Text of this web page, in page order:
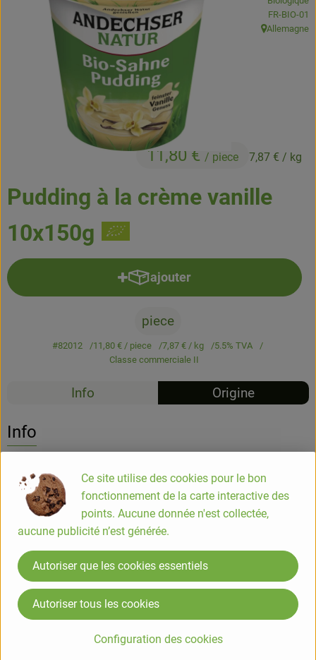
Boissons
Accessoires et divers
Cosmétique et hygiène
C'est nous
Pudding à la crème vanille
10x150g
11,80 € / piece 7,87 € / kg
, Autorité
FR-BIO-01
, Origine:
Allemagne
ajouter
Ajouter le produit au panier
piece
#82012 11,80 €/ piece 7,87 €/ kg
5.5% TVA
Classe commerciale II
Info Origine
Info
COMPOSITION
CRÈME 88 %* (avec 10 % de matière grasse), sucre de canne
brut*, amidon de riz*, amidon de maïs*, extrait de vanille
1%*, épaississant : gomme de caroube*, sirop de caramel*,
gousses de vanille moulues*.
contient les ingrédients allergènes suivants : lait
* = Ingrédients issus de l'agriculture biologique
Ce site utilise des cookies pour le bon
fonctionnement de la carte interactive des
points. Aucune donnée n'est collectée,
aucune publicité n’est générée.
Configuration des cookies
Autoriser que les cookies essentiels
Autoriser tous les cookies